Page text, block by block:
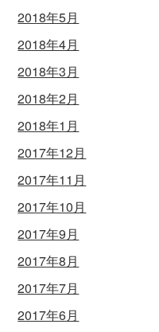
2018年5月
2018年4月
2018年3月
2018年2月
2018年1月
2017年12月
2017年11月
2017年10月
2017年9月
2017年8月
2017年7月
2017年6月